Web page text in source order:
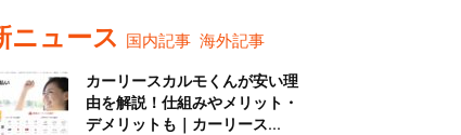
ニュース 国内記事 海外記事
カーリースカルモくんが安い理
由を解説！仕組みやメリット・
デメリットも｜カーリース...